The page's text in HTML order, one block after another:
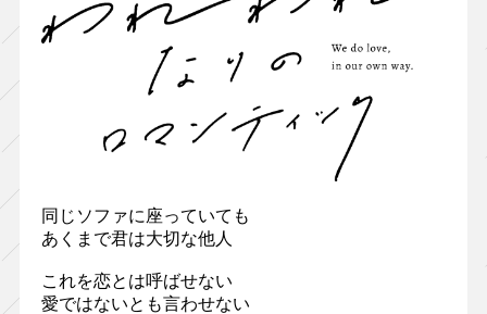
同じソファに座っていても
あくまで君は大切な他人
これを恋とは呼ばせない
愛ではないとも言わせない